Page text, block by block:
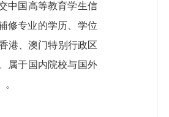
中国高等教育学生信
修专业的学历、学位
港、澳门特别行政区
属于国内院校与国外